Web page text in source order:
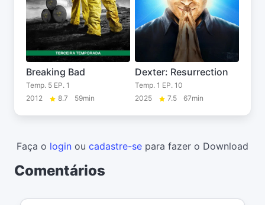
Breaking Bad
Temp. 5 EP. 1
2012
8.7 59min
Dexter: Resurrection
Temp. 1 EP. 10
2025
7.5 67min
Faça o login ou cadastre-se para fazer o Download
Comentários